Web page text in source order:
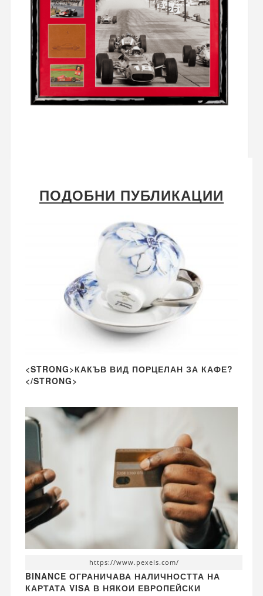
ПОДОБНИ ПУБЛИКАЦИИ
<STRONG>КАКЪВ ВИД ПОРЦЕЛАН ЗА КАФЕ?
</STRONG>
https://www.pexels.com/
BINANCE ОГРАНИЧАВА НАЛИЧНОСТТА НА
КАРТАТА VISA В НЯКОИ ЕВРОПЕЙСКИ